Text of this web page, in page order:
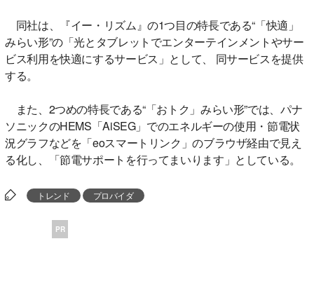
同社は、『イー・リズム』の1つ目の特長である“「快適」
みらい形”の「光とタブレットでエンターテインメントやサー
ビス利用を快適にするサービス」として、 同サービスを提供
する。
また、2つめの特長である“「おトク」みらい形”では、パナ
ソニックのHEMS「AiSEG」でのエネルギーの使用・節電状
況グラフなどを「eoスマートリンク」のブラウザ経由で見え
る化し、「節電サポートを行ってまいります」としている。
トレンド プロバイダ
PR